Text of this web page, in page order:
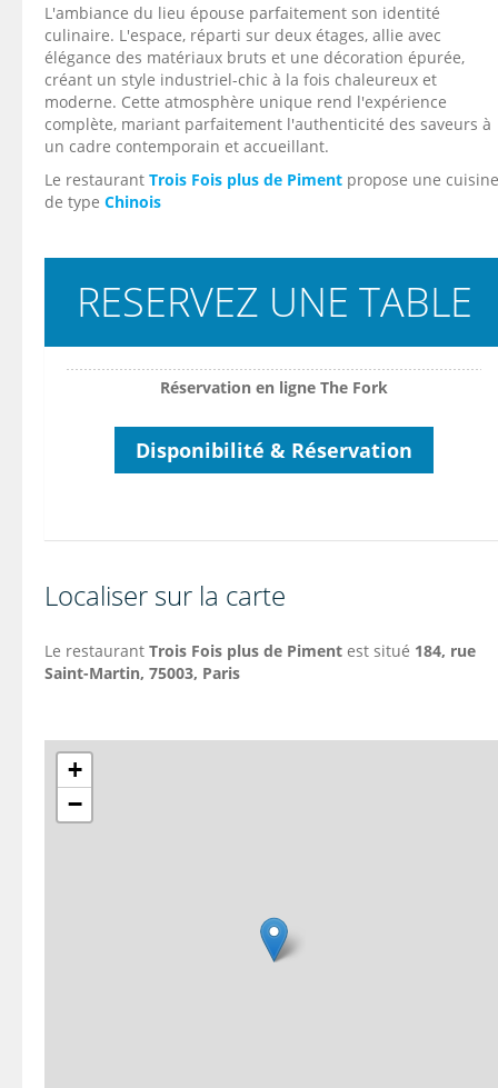
L'ambiance du lieu épouse parfaitement son identité
culinaire. L'espace, réparti sur deux étages, allie avec
élégance des matériaux bruts et une décoration épurée,
créant un style industriel-chic à la fois chaleureux et
moderne. Cette atmosphère unique rend l'expérience
complète, mariant parfaitement l'authenticité des saveurs à
un cadre contemporain et accueillant.
Le restaurant Trois Fois plus de Piment propose une cuisine
de type Chinois
RESERVEZ UNE TABLE
Réservation en ligne The Fork
Disponibilité & Réservation
Localiser sur la carte
Le restaurant Trois Fois plus de Piment est situé 184, rue
Saint-Martin, 75003, Paris
+
−